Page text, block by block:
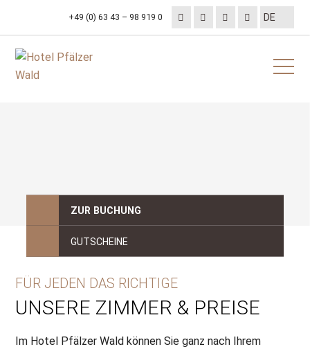
+49 (0) 63 43 – 98 919 0
ZUR BUCHUNG
GUTSCHEINE
FÜR JEDEN DAS RICHTIGE
UNSERE ZIMMER & PREISE
Im Hotel Pfälzer Wald können Sie ganz nach Ihrem